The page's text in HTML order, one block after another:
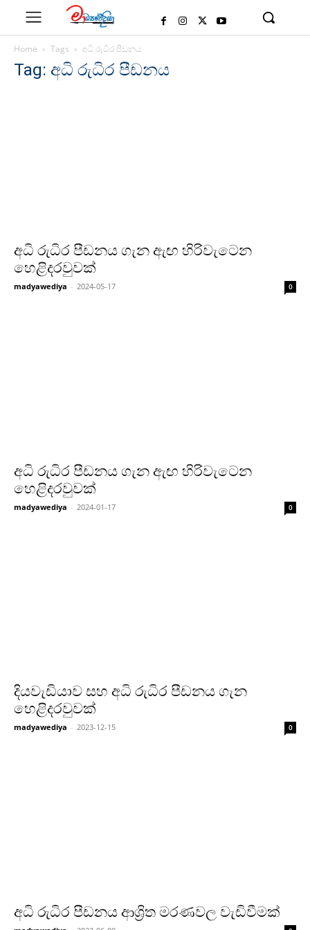
Home Tags අධි රුධිර පීඩනය
Tag: අධි රුධිර පීඩනය
අධි රුධිර පීඩනය ගැන ඇඟ හිරිවැටෙන
හෙළිදරවුවක්
madyawediya - 2024-05-17 0
අධි රුධිර පීඩනය ගැන ඇඟ හිරිවැටෙන
හෙළිදරවුවක්
madyawediya - 2024-01-17 0
දියවැඩියාව සහ අධි රුධිර පීඩනය ගැන
හෙළිදරවුවක්
madyawediya - 2023-12-15 0
අධි රුධිර පීඩනය ආශ්‍රිත මරණවල වැඩිවීමක්